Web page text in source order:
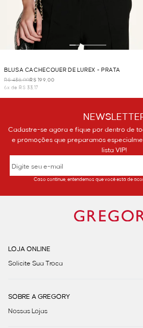
BLUSA CACHECOUER DE LUREX - PRATA
R$ 438,00R$ 199,00
6x de R$ 33,17
Cadastre-se agora e fique por dentro de
e promoções que preparamos
lista VIP!
Caso continue, entendemos que você está de
LOJA ONLINE
Solicite Sua Troca
SOBRE A GREGORY
Nossas Lojas